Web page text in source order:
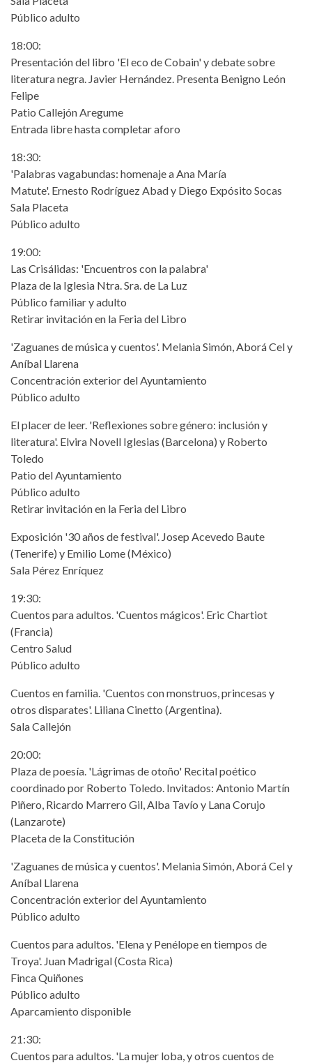
Público adulto
18:00:
Presentación del libro 'El eco de Cobain' y debate sobre
literatura negra. Javier Hernández. Presenta Benigno León
Felipe
Patio Callejón Aregume
Entrada libre hasta completar aforo
18:30:
'Palabras vagabundas: homenaje a Ana María
Matute'. Ernesto Rodríguez Abad y Diego Expósito Socas
Sala Placeta
Público adulto
19:00:
Las Crisálidas: 'Encuentros con la palabra'
Plaza de la Iglesia Ntra. Sra. de La Luz
Público familiar y adulto
Retirar invitación en la Feria del Libro
'Zaguanes de música y cuentos'. Melania Simón, Aborá Cel y
Aníbal Llarena
Concentración exterior del Ayuntamiento
Público adulto
El placer de leer. 'Reflexiones sobre género: inclusión y
literatura'. Elvira Novell Iglesias (Barcelona) y Roberto
Toledo
Patio del Ayuntamiento
Público adulto
Retirar invitación en la Feria del Libro
Exposición '30 años de festival'. Josep Acevedo Baute
(Tenerife) y Emilio Lome (México)
Sala Pérez Enríquez
19:30:
Cuentos para adultos. 'Cuentos mágicos'. Eric Chartiot
(Francia)
Centro Salud
Público adulto
Cuentos en familia. 'Cuentos con monstruos, princesas y
otros disparates'. Liliana Cinetto (Argentina).
Sala Callejón
20:00:
Plaza de poesía. 'Lágrimas de otoño' Recital poético
coordinado por Roberto Toledo. Invitados: Antonio Martín
Piñero, Ricardo Marrero Gil, Alba Tavío y Lana Corujo
(Lanzarote)
Placeta de la Constitución
'Zaguanes de música y cuentos'. Melania Simón, Aborá Cel y
Aníbal Llarena
Concentración exterior del Ayuntamiento
Público adulto
Cuentos para adultos. 'Elena y Penélope en tiempos de
Troya'. Juan Madrigal (Costa Rica)
Finca Quiñones
Público adulto
Aparcamiento disponible
21:30:
Cuentos para adultos. 'La mujer loba, y otros cuentos de